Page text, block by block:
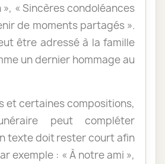
« Sincères condoléances
de moments partagés ».
être adressé à la famille
un dernier hommage au
et certaines compositions,
peut compléter
texte doit rester court afin
exemple : « À notre ami »,